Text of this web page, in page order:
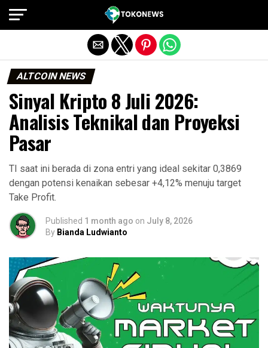
ALTCOIN NEWS
Sinyal Kripto 8 Juli 2026:
Analisis Teknikal dan Proyeksi
Pasar
TI saat ini berada di zona entri yang ideal sekitar 0,3869
dengan potensi kenaikan sebesar +4,12% menuju target
Take Profit.
Published 1 month ago on July 8, 2026
By Bianda Ludwianto
Exit mobile version